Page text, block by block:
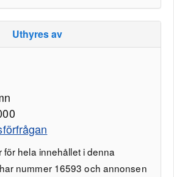
Uthyres av
hela innehållet i denna
nummer 16593 och annonsen